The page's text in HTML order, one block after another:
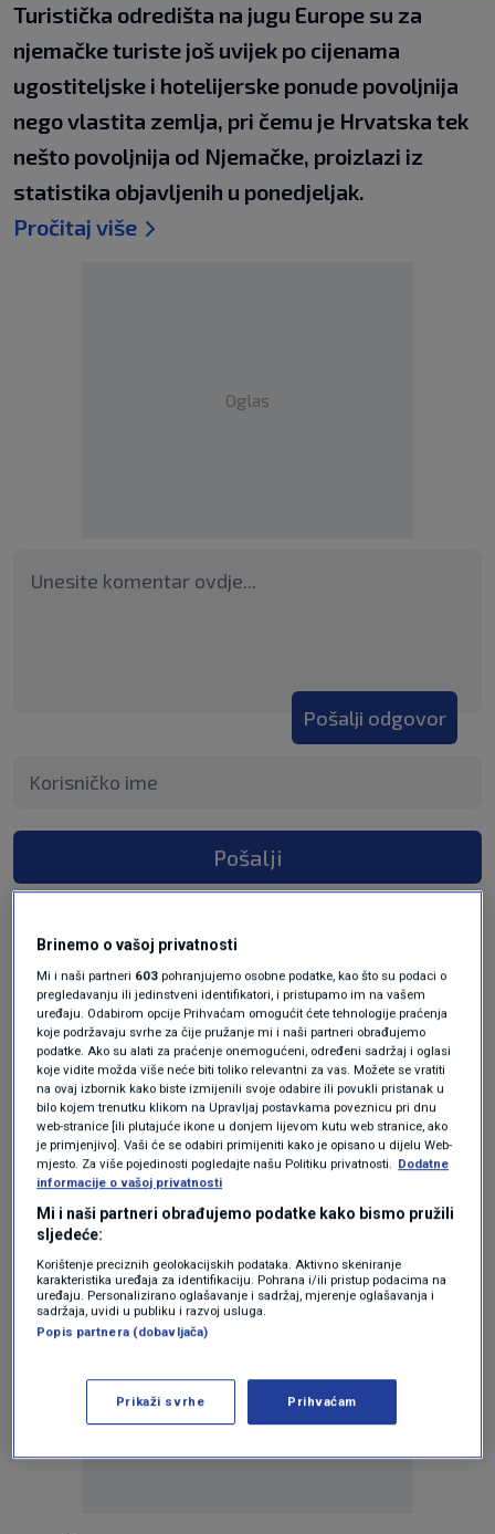
Turistička odredišta na jugu Europe su za
njemačke turiste još uvijek po cijenama
ugostiteljske i hotelijerske ponude povoljnija
nego vlastita zemlja, pri čemu je Hrvatska tek
nešto povoljnija od Njemačke, proizlazi iz
statistika objavljenih u ponedjeljak.
Pročitaj više
Oglas
Pošalji odgovor
Pošalji
Oglas
Oglas
Brinemo o vašoj privatnosti
Mi i naši partneri 603 pohranjujemo osobne podatke, kao što su podaci o
pregledavanju ili jedinstveni identifikatori, i pristupamo im na vašem
uređaju. Odabirom opcije Prihvaćam omogućit ćete tehnologije praćenja
koje podržavaju svrhe za čije pružanje mi i naši partneri obrađujemo
podatke. Ako su alati za praćenje onemogućeni, određeni sadržaj i oglasi
koje vidite možda više neće biti toliko relevantni za vas. Možete se vratiti
na ovaj izbornik kako biste izmijenili svoje odabire ili povukli pristanak u
bilo kojem trenutku klikom na Upravljaj postavkama poveznicu pri dnu
web-stranice [ili plutajuće ikone u donjem lijevom kutu web stranice, ako
je primjenjivo]. Vaši će se odabiri primijeniti kako je opisano u dijelu Web-
mjesto. Za više pojedinosti pogledajte našu Politiku privatnosti. Dodatne
informacije o vašoj privatnosti
Mi i naši partneri obrađujemo podatke kako bismo pružili
sljedeće:
Korištenje preciznih geolokacijskih podataka. Aktivno skeniranje
karakteristika uređaja za identifikaciju. Pohrana i/ili pristup podacima na
uređaju. Personalizirano oglašavanje i sadržaj, mjerenje oglašavanja i
sadržaja, uvidi u publiku i razvoj usluga.
Popis partnera (dobavljača)
Prikaži svrhe Prihvaćam